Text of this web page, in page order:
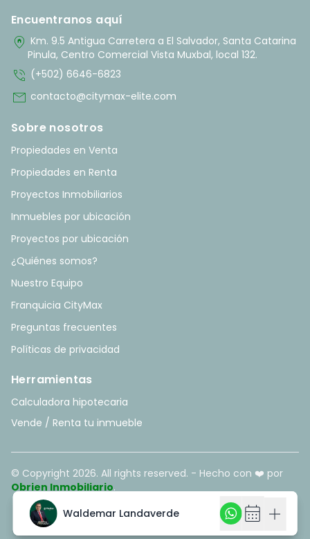
Waldemar Landaverde calendar_month add
Waldemar Landaverde calendar_month add
Encuentranos aquí
home_pin Km. 9.5 Antigua Carretera a El Salvador, Santa Catarina
Pinula, Centro Comercial Vista Muxbal, local 132.
phone_in_talk (+502) 6646-6823
mail contacto@citymax-elite.com
Sobre nosotros
Propiedades en Venta
Propiedades en Renta
Proyectos Inmobiliarios
Inmuebles por ubicación
Proyectos por ubicación
¿Quiénes somos?
Nuestro Equipo
Franquicia CityMax
Preguntas frecuentes
Políticas de privacidad
Herramientas
Calculadora hipotecaria
Vende / Renta tu inmueble
© Copyright 2026. All rights reserved. - Hecho con ❤️ por
Obrien Inmobiliario.